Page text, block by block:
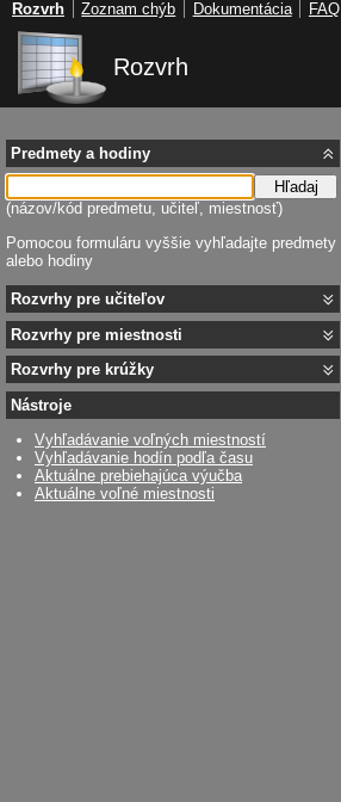
Rozvrh
Predmety a hodiny
Hľadaj
(názov/kód predmetu, učiteľ, miestnosť)
Pomocou formuláru vyššie vyhľadajte predmety
alebo hodiny
Rozvrhy pre učiteľov
Rozvrhy pre miestnosti
Rozvrhy pre krúžky
Nástroje
Vyhľadávanie voľných miestností
Vyhľadávanie hodín podľa času
Aktuálne prebiehajúca výučba
Aktuálne voľné miestnosti
Rozvrh Zoznam chýb Dokumentácia FAQ